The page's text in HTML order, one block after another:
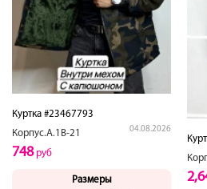
Куртка #23467793
Корпус.А.1В-21
04.08.2026
748руб
Размеры